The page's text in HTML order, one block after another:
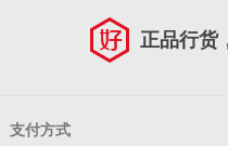
正品行货
支付方式